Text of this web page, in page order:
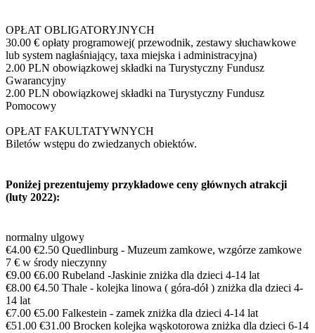
OPŁAT OBLIGATORYJNYCH
30.00 € opłaty programowej( przewodnik, zestawy słuchawkowe
lub system nagłaśniający, taxa miejska i administracyjna)
2.00 PLN obowiązkowej składki na Turystyczny Fundusz
Gwarancyjny
2.00 PLN obowiązkowej składki na Turystyczny Fundusz
Pomocowy
OPŁAT FAKULTATYWNYCH
Biletów wstępu do zwiedzanych obiektów.
Poniżej prezentujemy przykładowe ceny głównych atrakcji
(luty 2022):
normalny ulgowy
€4.00 €2.50 Quedlinburg - Muzeum zamkowe, wzgórze zamkowe
7 € w środy nieczynny
€9.00 €6.00 Rubeland -Jaskinie zniżka dla dzieci 4-14 lat
€8.00 €4.50 Thale - kolejka linowa ( góra-dół ) zniżka dla dzieci 4-
14 lat
€7.00 €5.00 Falkestein - zamek zniżka dla dzieci 4-14 lat
€51.00 €31.00 Brocken kolejka wąskotorowa zniżka dla dzieci 6-14